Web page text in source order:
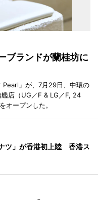
ブランドが蘭桂坊に
」が、7月29日、中環の
店（UG／F & LG／F, 24
ープンした。
ツ」が香港初上陸 香港ス